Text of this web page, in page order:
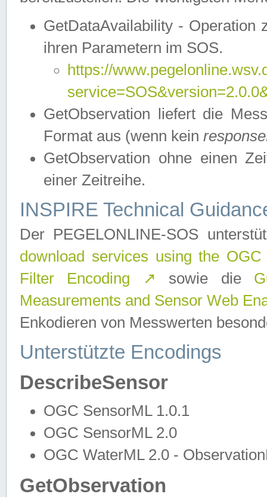
GetDataAvailability - Operation
ihren Parametern im SOS.
https://
GetObservation liefert die
Format aus (wenn kein
GetObservation ohne einen
einer Zeitreihe.
INSPIRE Technical
Der PEGELONLINE-SOS
download services using the
Filter Encoding
↗ sowie die
Measurements and Sensor Web
Enkodieren von Messwerten
Unterstützte Encodings
DescribeSensor
OGC SensorML 1.0.1
OGC SensorML 2.0
OGC WaterML 2.0 -
GetObservation